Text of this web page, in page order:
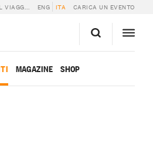
DI PAVESE ENG ITA CARICA UN EVENTO
MAGAZINE SHOP